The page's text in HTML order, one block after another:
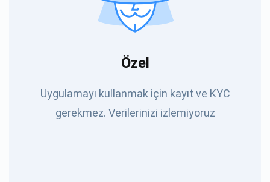
Özel
Uygulamayı kullanmak için kayıt ve KYC
gerekmez. Verilerinizi izlemiyoruz